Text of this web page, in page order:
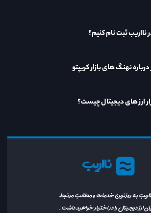
نااریب
نااریب به روزترین خدمات و مطالب مرتبط
ارز دیجیتال را در اختیار خواهید داشت.
نااریب ثبت نام کنیم؟
نهنگ های بازار کریپتو
ارز های دیجیتال چیست؟